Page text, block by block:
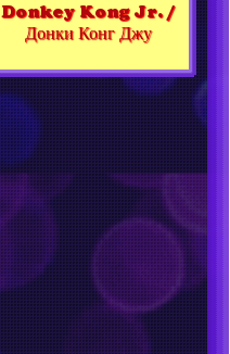
Donkey Kong Jr. /
Донки Конг Джу